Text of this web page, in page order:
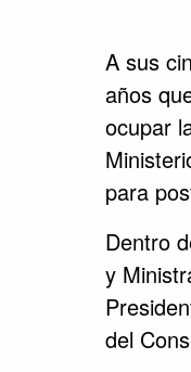
A sus
años
ocupar
para
Dentro
y
del